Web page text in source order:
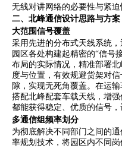
无线对讲网络的必要性与紧迫
二、北峰通信设计思路与方案
大范围信号覆盖
采用先进的分布式天线系统
园区各处构建起精密的“信号
布局的实际情况，精准部署
度与位置，有效规避货架对
隙，实现无死角覆盖。在运
搭配北峰配套车载天线，增
都能获得稳定、优质的信号，
多通信组频率划分
为彻底解决不同部门之间的
率规划技术，将园区内不同